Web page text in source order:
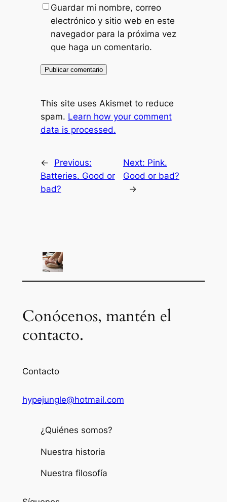
Guardar mi nombre, correo
electrónico y sitio web en este
navegador para la próxima vez
que haga un comentario.
This site uses Akismet to reduce
spam. Learn how your comment
data is processed.
←
Previous:
Batteries. Good or
bad?
Next: Pink.
Good or bad?
→
Conócenos, mantén el
contacto.
Contacto
hypejungle@hotmail.com
¿Quiénes somos?
Nuestra historia
Nuestra filosofía